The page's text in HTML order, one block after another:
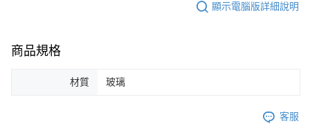
顯示電腦版詳細說明
商品規格
材質 玻璃
客服